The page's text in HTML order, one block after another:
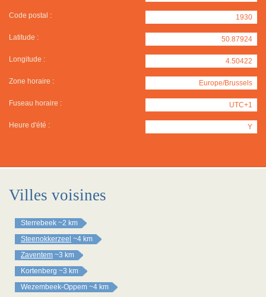
Code postal : 1930
Latitude : 50.87924
Longitude : 4.50422
Zone horaire : Europe/Brussels
Fuseau horaire : UTC+1
Heure d'été : Y
Villes voisines
Sterrebeek ~2 km
Steenokkerzeel ~4 km
Zaventem ~3 km
Kortenberg ~3 km
Wezembeek-Oppem ~4 km